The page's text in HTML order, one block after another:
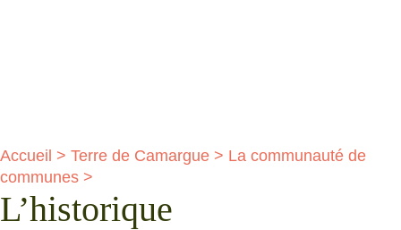
Accueil > Terre de Camargue > La communauté de
communes >
L’historique